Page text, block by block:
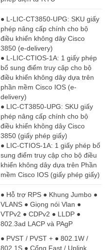
● L-LIC-CT3850-UPG: SKU giấy
phép nâng cấp chính cho bộ
điều khiển không dây Cisco
3850 (e-delivery)
● L-LIC-CTIOS-1A: 1 giấy phép
bổ sung điểm truy cập cho bộ
điều khiển không dây dựa trên
phần mềm Cisco IOS (e-
delivery)
● LIC-CT3850-UPG: SKU giấy
phép nâng cấp chính cho bộ
điều khiển không dây Cisco
3850 (giấy phép giấy)
● LIC-CTIOS-1A: 1 giấy phép bổ
sung điểm truy cập cho bộ điều
khiển không dây dựa trên Phần
mềm Cisco IOS (giấy phép giấy)
● Hỗ trợ RPS ● Khung Jumbo ●
VLANS ● Giọng nói Vlan ●
VTPv2 ● CDPv2 ● LLDP ●
802.3ad LACP và PAgP
● PVST / PVST + ● 802.1W /
802.1S ● Cổng Fast / Uplink